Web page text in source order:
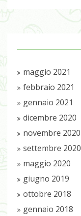
maggio 2021
febbraio 2021
gennaio 2021
dicembre 2020
novembre 2020
settembre 2020
maggio 2020
giugno 2019
ottobre 2018
gennaio 2018